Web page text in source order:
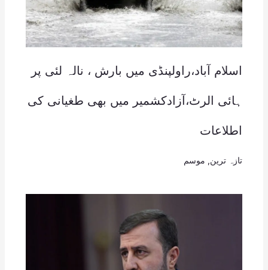
اسلام آباد،راولپنڈی میں بارش ، نالہ لئی پر
ہائی الرٹ،آزادکشمیر میں بھی طغیانی کی
اطلاعات
تازہ ترین موسم